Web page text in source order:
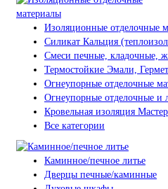
Изоляционные отделочные
Силикат Кальция
Смеси печные, кладочные,
Термостойкие Эмали,
Огнеупорные отделочные
Огнеупорные отделочные и
Кровельная изоляция
Все категории
Каминное/печное литье
Дверцы печные/каминные